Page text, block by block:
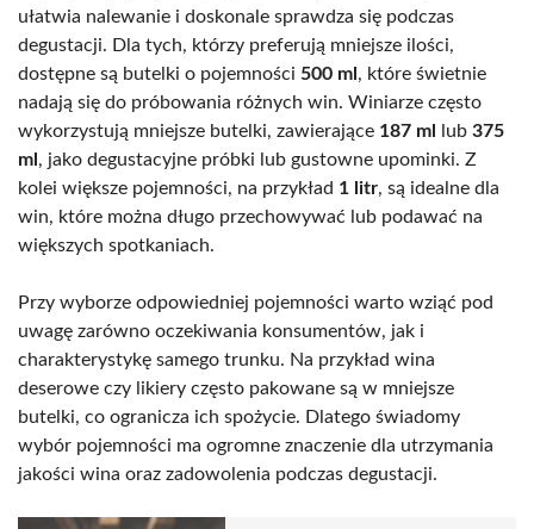
ułatwia nalewanie i doskonale sprawdza się podczas
degustacji. Dla tych, którzy preferują mniejsze ilości,
dostępne są butelki o pojemności 500 ml , które świetnie
nadają się do próbowania różnych win. Winiarze często
wykorzystują mniejsze butelki, zawierające 187 ml lub 375
ml , jako degustacyjne próbki lub gustowne upominki. Z
kolei większe pojemności, na przykład 1 litr, są idealne dla
win, które można długo przechowywać lub podawać na
większych spotkaniach.
Przy wyborze odpowiedniej pojemności warto wziąć pod
uwagę zarówno oczekiwania konsumentów, jak i
charakterystykę samego trunku. Na przykład wina
deserowe czy likiery często pakowane są w mniejsze
butelki, co ogranicza ich spożycie. Dlatego świadomy
wybór pojemności ma ogromne znaczenie dla utrzymania
jakości wina oraz zadowolenia podczas degustacji.